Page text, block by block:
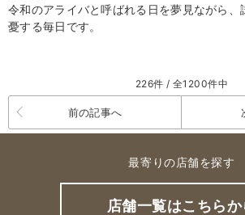
令和のアライバと呼ばれる日を夢見ながら、
憂する毎日です。
226件 / 全1200件中
前の記事へ
最寄りの店舗を探す
店舗一覧はこちらか